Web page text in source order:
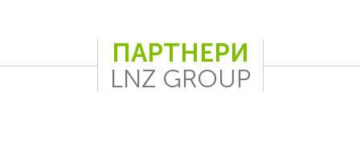
ПАРТНЕРИ
LNZ GROUP